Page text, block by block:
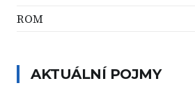
ROM
AKTUÁLNÍ POJMY